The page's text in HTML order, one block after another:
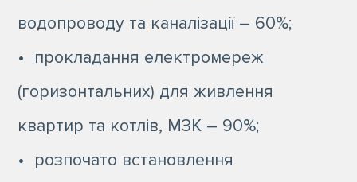
водопроводу та каналізації – 60%;
• прокладання електромереж
(горизонтальних) для живлення
квартир та котлів, МЗК – 90%;
• розпочато встановлення